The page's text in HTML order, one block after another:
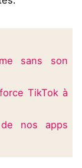
sans son
TikTok à
nos apps